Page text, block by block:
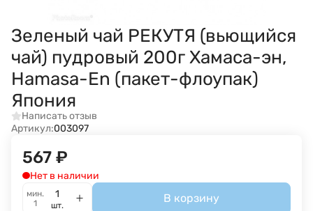
Зеленый чай РЕКУТЯ (вьющийся
чай) пудровый 200г Хамаса-эн,
Hamasa-En (пакет-флоупак)
Япония
Написать отзыв
Артикул:003097
567 ₽
Нет в наличии
мин.
1
шт.
В корзину